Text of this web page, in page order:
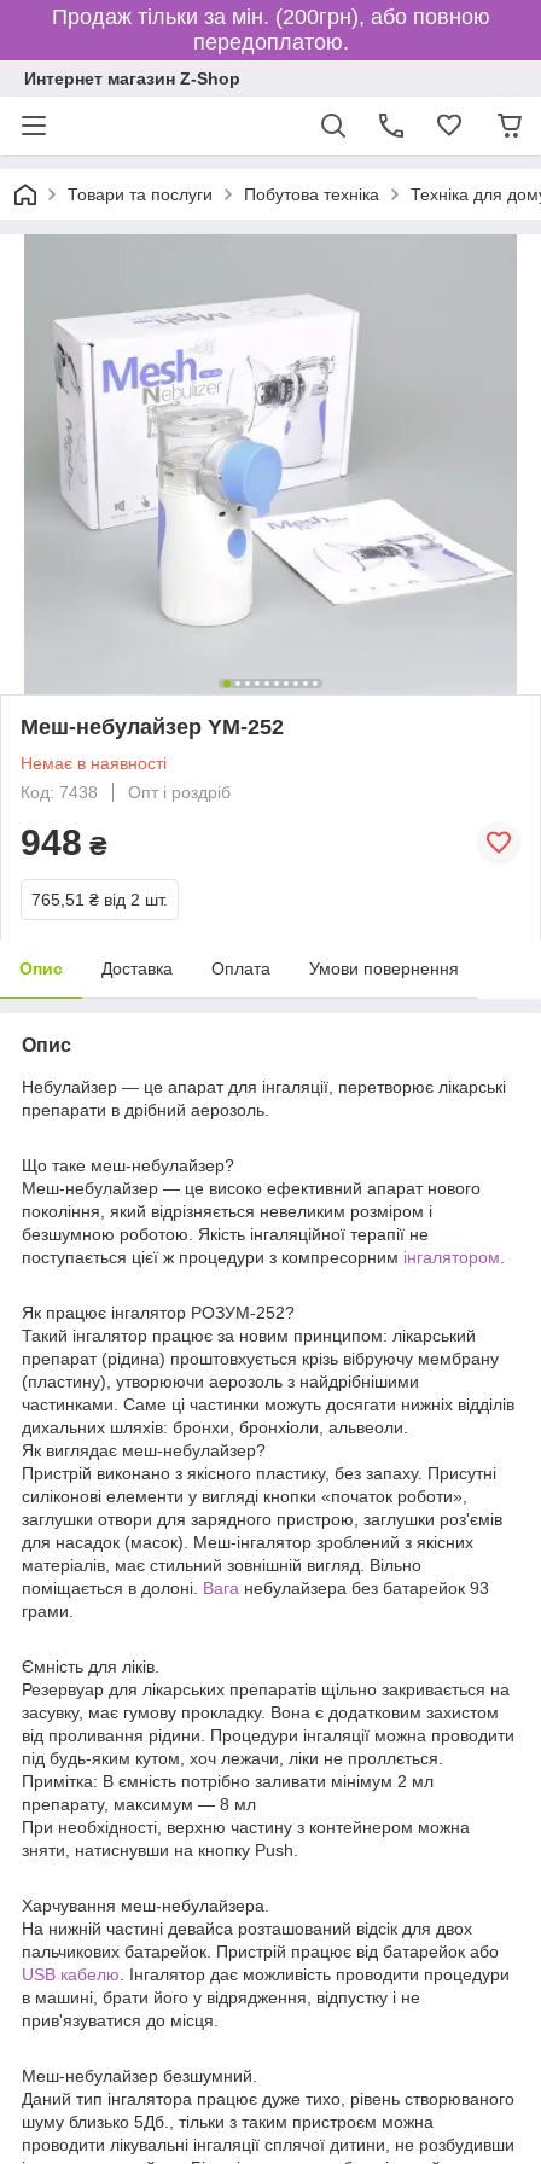
Продаж тільки за мін. (200грн), або повною
передоплатою.
Интернет магазин Z-Shop
Товари та послуги Побутова техніка Техніка для
Меш-небулайзер YM-252
Немає в наявності
Код: 7438
Опт і роздріб
948 ₴
765,51 ₴ від 2 шт.
Опис Доставка Оплата Умови повернення
Опис
Небулайзер — це апарат для інгаляції, перетворює лікарські
препарати в дрібний аерозоль.
Що таке меш-небулайзер?
Меш-небулайзер — це високо ефективний апарат нового
покоління, який відрізняється невеликим розміром і
безшумною роботою. Якість інгаляційної терапії не
поступається цієї ж процедури з компресорним інгалятором
Як працює інгалятор РОЗУМ-252?
Такий інгалятор працює за новим принципом: лікарський
препарат (рідина) проштовхується крізь вібруючу мембрану
(пластину), утворюючи аерозоль з найдрібнішими
частинками. Саме ці частинки можуть досягати нижніх відділів
дихальних шляхів: бронхи, бронхіоли, альвеоли.
Як виглядає меш-небулайзер?
Пристрій виконано з якісного пластику, без запаху. Присутні
силіконові елементи у вигляді кнопки «початок роботи»,
заглушки отвори для зарядного пристрою, заглушки роз'ємів
для насадок (масок). Меш-інгалятор зроблений з якісних
матеріалів, має стильний зовнішній вигляд. Вільно
поміщається в долоні. Вага небулайзера без батарейок 93
грами.
Ємність для ліків.
Резервуар для лікарських препаратів щільно закривається на
засувку, має гумову прокладку. Вона є додатковим захистом
від проливання рідини. Процедури інгаляції можна проводити
під будь-яким кутом, хоч лежачи, ліки не проллється.
Примітка: В ємність потрібно заливати мінімум 2 мл
препарату, максимум — 8 мл
При необхідності, верхню частину з контейнером можна
зняти, натиснувши на кнопку Push.
Харчування меш-небулайзера.
На нижній частині девайса розташований відсік для двох
пальчикових батарейок. Пристрій працює від батарейок або
USB кабелю . Інгалятор дає можливість проводити процедури
в машині, брати його у відрядження, відпустку і не
прив'язуватися до місця.
Меш-небулайзер безшумний.
Даний тип інгалятора працює дуже тихо, рівень створюваного
шуму близько 5Дб., тільки з таким пристроєм можна
проводити лікувальні інгаляції сплячої дитини, не розбудивши